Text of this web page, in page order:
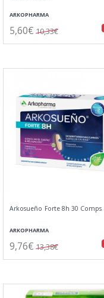
ARKOPHARMA
5,60€ 10,33€
Arkosueño Forte 8h 30 Comps
ARKOPHARMA
9,76€ 13,38€